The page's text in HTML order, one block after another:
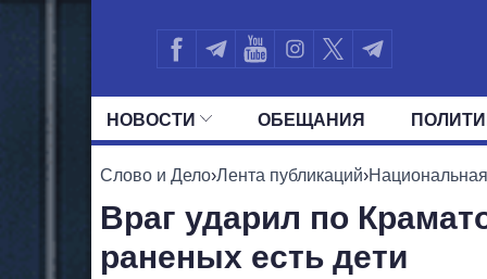
НОВОСТИ ОБЕЩАНИЯ
ВСЕ ПОЛИТИКИ ПРЕЗИДЕНТ И
Слово и Дело›Лента публикаций›
Враг ударил по
раненых есть дети